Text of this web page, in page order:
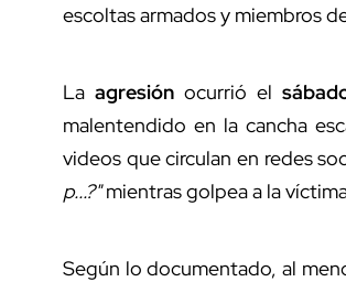
escoltas armados y miembros
La agresiónocurrió el
malentendido en la cancha
videos que circulan en redes
p...?"mientras golpea a la
Según lo documentado, al